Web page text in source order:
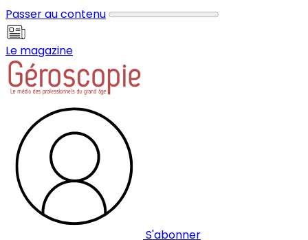
Passer au contenu
Le magazine
S'abonner
Panneau de gestion des cookies